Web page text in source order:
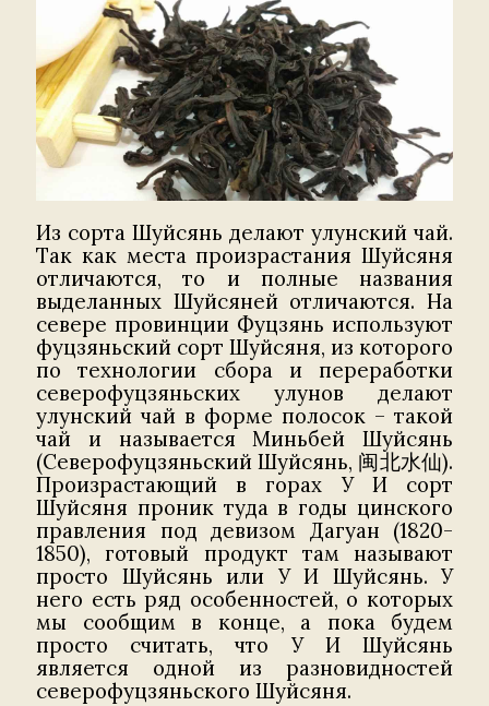
Из сорта Шуйсянь делают улунский чай.
Так как места произрастания Шуйсяня
отличаются, то и полные названия
выделанных Шуйсяней отличаются. На
севере провинции Фуцзянь используют
фуцзяньский сорт Шуйсяня, из которого
по технологии сбора и переработки
северофуцзяньских улунов делают
улунский чай в форме полосок – такой
чай и называется Миньбей Шуйсянь
(Северофуцзяньский Шуйсянь, 闽北水仙).
Произрастающий в горах У И сорт
Шуйсяня проник туда в годы цинского
правления под девизом Дагуан (1820-
1850), готовый продукт там называют
просто Шуйсянь или У И Шуйсянь. У
него есть ряд особенностей, о которых
мы сообщим в конце, а пока будем
просто считать, что У И Шуйсянь
является одной из разновидностей
северофуцзяньского Шуйсяня.